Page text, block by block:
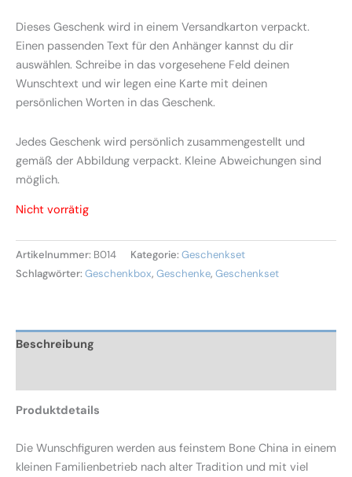
Dieses Geschenk wird in einem Versandkarton verpackt.
Einen passenden Text für den Anhänger kannst du dir
auswählen. Schreibe in das vorgesehene Feld deinen
Wunschtext und wir legen eine Karte mit deinen
persönlichen Worten in das Geschenk.
Jedes Geschenk wird persönlich zusammengestellt und
gemäß der Abbildung verpackt. Kleine Abweichungen sind
möglich.
Nicht vorrätig
Artikelnummer: B014 Kategorie: Geschenkset
Schlagwörter: Geschenkbox, Geschenke, Geschenkset
Beschreibung
Produktdetails
Die Wunschfiguren werden aus feinstem Bone China in einem
kleinen Familienbetrieb nach alter Tradition und mit viel